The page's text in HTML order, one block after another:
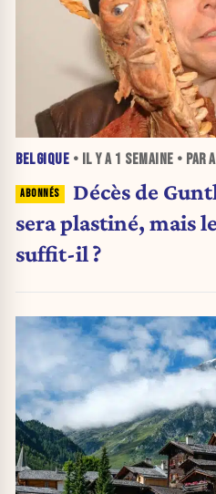
BELGIQUE • IL Y A 1 SEMAINE • PAR
Décès de
sera plastiné, mais
suffit-il ?